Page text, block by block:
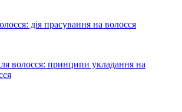
дія прасування на волосся
волосся: принципи укладання на